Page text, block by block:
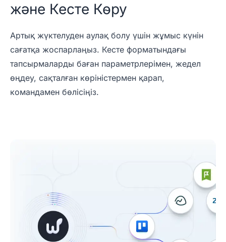
және Кесте Көру
Артық жүктелуден аулақ болу үшін жұмыс күнін
сағатқа жоспарлаңыз. Кесте форматындағы
тапсырмаларды баған параметрлерімен, жедел
өңдеу, сақталған көріністермен қарап,
командамен бөлісіңіз.